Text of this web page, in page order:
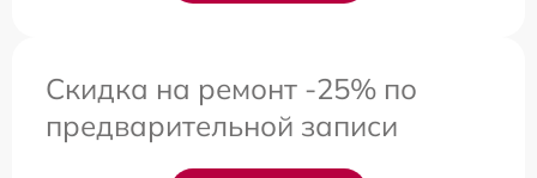
Скидка на ремонт -25% по
предварительной записи